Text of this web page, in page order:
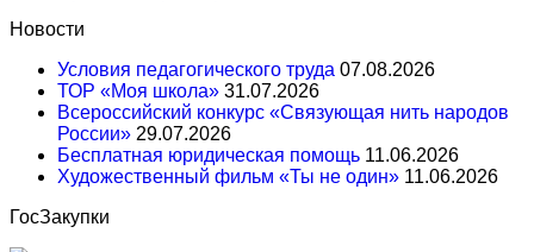
Новости
Условия педагогического труда 07.08.2026
ТОР «Моя школа» 31.07.2026
Всероссийский конкурс «Связующая нить народов
России» 29.07.2026
Бесплатная юридическая помощь 11.06.2026
Художественный фильм «Ты не один» 11.06.2026
ГосЗакупки